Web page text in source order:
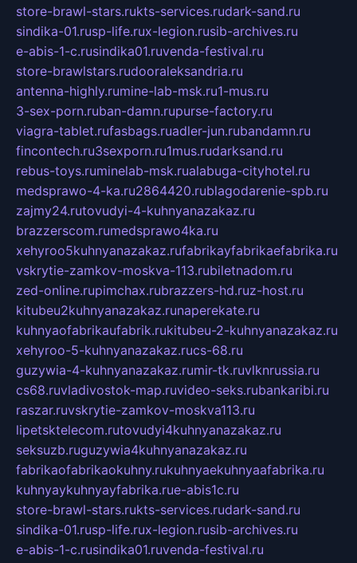
store-brawl-stars.rukts-services.rudark-sand.ru
sindika-01.rusp-life.rux-legion.rusib-archives.ru
e-abis-1-c.rusindika01.ruvenda-festival.ru
store-brawlstars.rudooraleksandria.ru
antenna-highly.rumine-lab-msk.ru1-mus.ru
3-sex-porn.ruban-damn.rupurse-factory.ru
viagra-tablet.rufasbags.ruadler-jun.rubandamn.ru
fincontech.ru3sexporn.ru1mus.rudarksand.ru
rebus-toys.ruminelab-msk.rualabuga-cityhotel.ru
medsprawo-4-ka.ru2864420.rublagodarenie-spb.ru
zajmy24.rutovudyi-4-kuhnyanazakaz.ru
brazzerscom.rumedsprawo4ka.ru
xehyroo5kuhnyanazakaz.rufabrikayfabrikaefabrika.ru
vskrytie-zamkov-moskva-113.rubiletnadom.ru
zed-online.rupimchax.rubrazzers-hd.ruz-host.ru
kitubeu2kuhnyanazakaz.runaperekate.ru
kuhnyaofabrikaufabrik.rukitubeu-2-kuhnyanazakaz.ru
xehyroo-5-kuhnyanazakaz.rucs-68.ru
guzywia-4-kuhnyanazakaz.rumir-tk.ruvlknrussia.ru
cs68.ruvladivostok-map.ruvideo-seks.rubankaribi.ru
raszar.ruvskrytie-zamkov-moskva113.ru
lipetsktelecom.rutovudyi4kuhnyanazakaz.ru
seksuzb.ruguzywia4kuhnyanazakaz.ru
fabrikaofabrikaokuhny.rukuhnyaekuhnyaafabrika.ru
kuhnyaykuhnyayfabrika.rue-abis1c.ru
store-brawl-stars.rukts-services.rudark-sand.ru
sindika-01.rusp-life.rux-legion.rusib-archives.ru
e-abis-1-c.rusindika01.ruvenda-festival.ru